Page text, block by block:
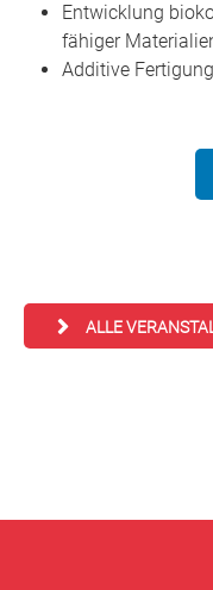
Entwicklung
fähiger
Additive
ALLE